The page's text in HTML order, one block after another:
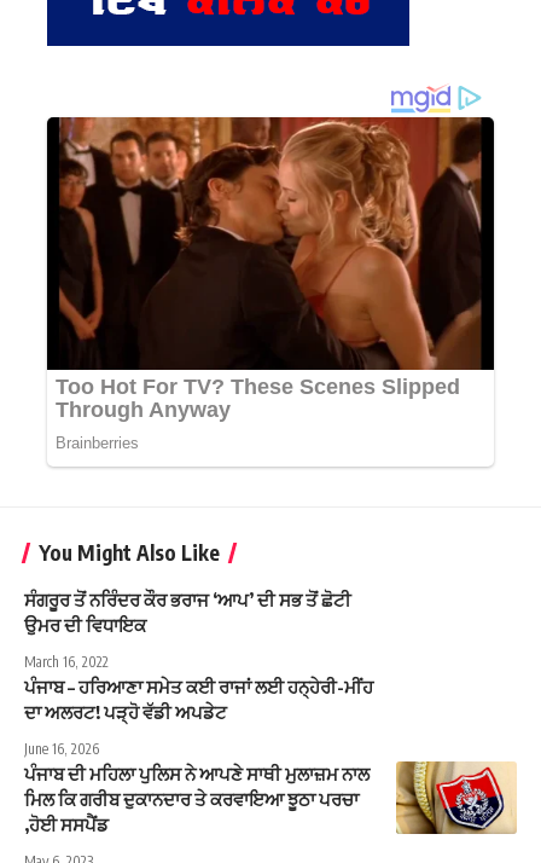
You Might Also Like
ਸੰਗਰੂਰ ਤੋਂ ਨਰਿੰਦਰ ਕੌਰ ਭਰਾਜ ‘ਆਪ’ ਦੀ ਸਭ ਤੋਂ ਛੋਟੀ
ਉਮਰ ਦੀ ਵਿਧਾਇਕ
March 16, 2022
ਪੰਜਾਬ – ਹਰਿਆਣਾ ਸਮੇਤ ਕਈ ਰਾਜਾਂ ਲਈ ਹਨ੍ਹੇਰੀ-ਮੀਂਹ
ਦਾ ਅਲਰਟ! ਪੜ੍ਹੋ ਵੱਡੀ ਅਪਡੇਟ
June 16, 2026
ਪੰਜਾਬ ਦੀ ਮਹਿਲਾ ਪੁਲਿਸ ਨੇ ਆਪਣੇ ਸਾਥੀ ਮੁਲਾਜ਼ਮ ਨਾਲ
ਮਿਲ ਕਿ ਗਰੀਬ ਦੁਕਾਨਦਾਰ ਤੇ ਕਰਵਾਇਆ ਝੂਠਾ ਪਰਚਾ
,ਹੋਈ ਸਸਪੈਂਡ